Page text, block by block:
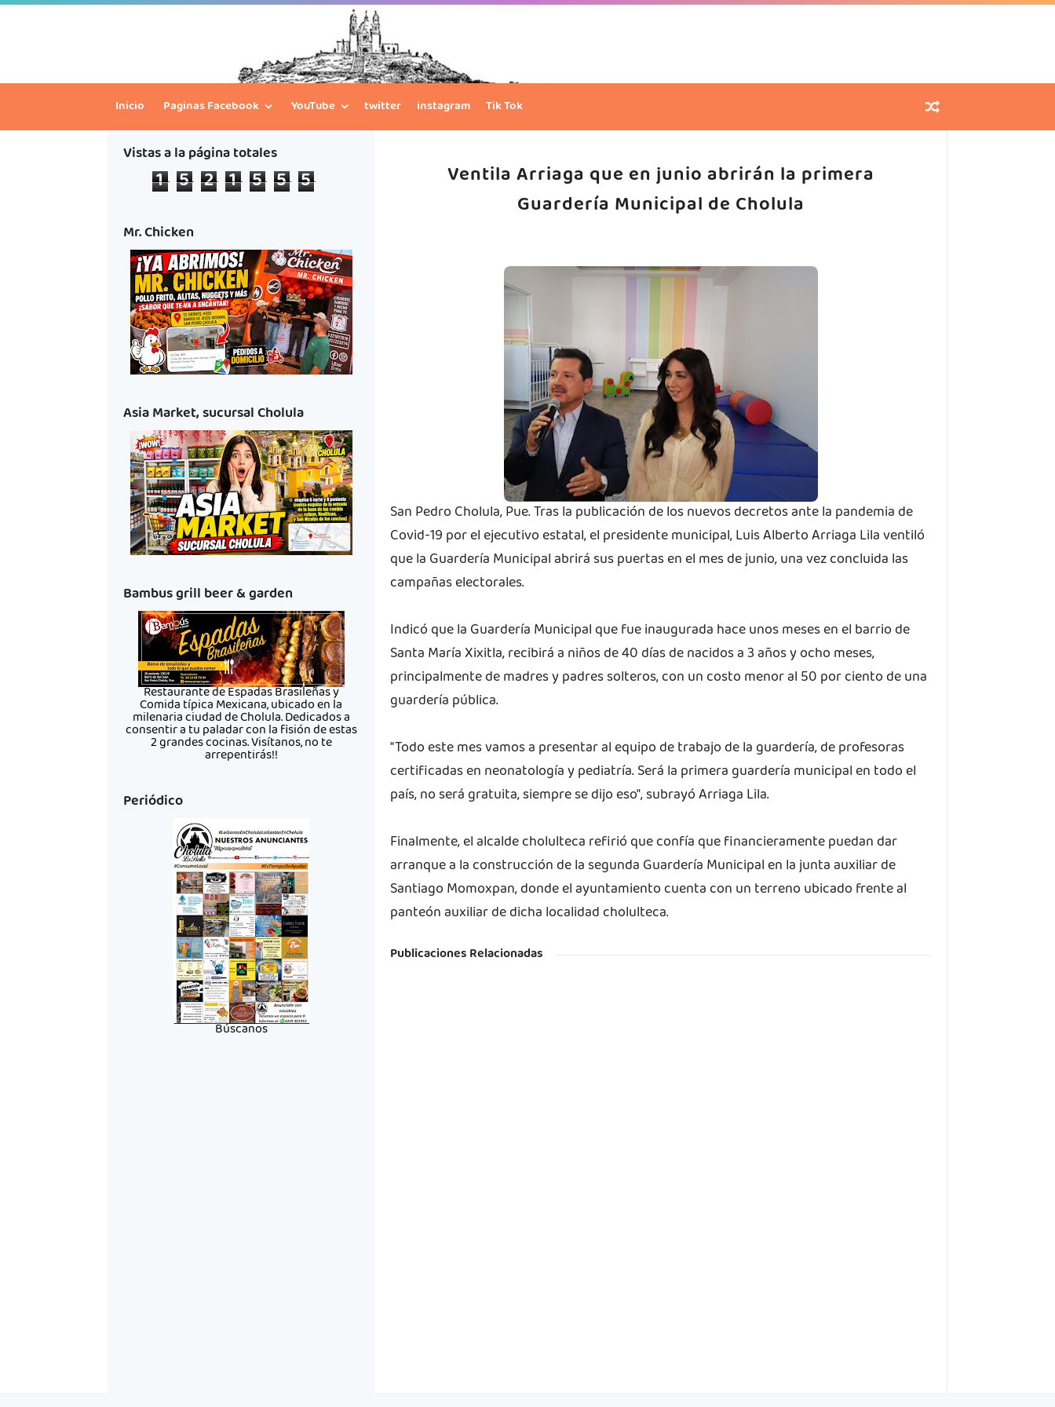
Inicio Paginas Facebook YouTube twitter instagram Tik Tok
Ventila Arriaga que en junio abrirán la primera
Guardería Municipal de Cholula
San Pedro Cholula, Pue. Tras la publicación de los nuevos decretos ante la pandemia de
Covid-19 por el ejecutivo estatal, el presidente municipal, Luis Alberto Arriaga Lila ventiló
que la Guardería Municipal abrirá sus puertas en el mes de junio, una vez concluida las
campañas electorales.
Indicó que la Guardería Municipal que fue inaugurada hace unos meses en el barrio de
Santa María Xixitla, recibirá a niños de 40 días de nacidos a 3 años y ocho meses,
principalmente de madres y padres solteros, con un costo menor al 50 por ciento de una
guardería pública.
"Todo este mes vamos a presentar al equipo de trabajo de la guardería, de profesoras
certificadas en neonatología y pediatría. Será la primera guardería municipal en todo el
país, no será gratuita, siempre se dijo eso", subrayó Arriaga Lila.
Finalmente, el alcalde cholulteca refirió que confía que financieramente puedan dar
arranque a la construcción de la segunda Guardería Municipal en la junta auxiliar de
Santiago Momoxpan, donde el ayuntamiento cuenta con un terreno ubicado frente al
panteón auxiliar de dicha localidad cholulteca.
Publicaciones Relacionadas
Vistas a la página totales
1 5 2 1 5 5 5
Mr. Chicken
Asia Market, sucursal Cholula
Bambus grill beer & garden
Restaurante de Espadas Brasileñas y
Comida típica Mexicana, ubicado en la
milenaria ciudad de Cholula. Dedicados a
consentir a tu paladar con la fisión de estas
2 grandes cocinas. Visítanos, no te
arrepentirás!!
Periódico
Búscanos